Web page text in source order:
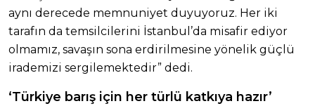
aynı derecede memnuniyet duyuyoruz. Her iki
tarafın da temsilcilerini İstanbul’da misafir ediyor
olmamız, savaşın sona erdirilmesine yönelik güçlü
irademizi sergilemektedir” dedi.
‘Türkiye barış için her türlü katkıya hazır’